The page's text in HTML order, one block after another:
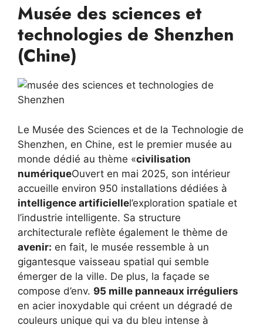
Musée des sciences et
technologies de Shenzhen
(Chine)
Le Musée des Sciences et de la Technologie de
Shenzhen, en Chine, est le premier musée au
monde dédié au thème «civilisation
numériqueOuvert en mai 2025, son intérieur
accueille environ 950 installations dédiées à
intelligence artificiellel’exploration spatiale et
l’industrie intelligente. Sa structure
architecturale reflète également le thème de
avenir: en fait, le musée ressemble à un
gigantesque vaisseau spatial qui semble
émerger de la ville. De plus, la façade se
compose d’env. 95 mille panneaux irréguliers
en acier inoxydable qui créent un dégradé de
couleurs unique qui va du bleu intense à